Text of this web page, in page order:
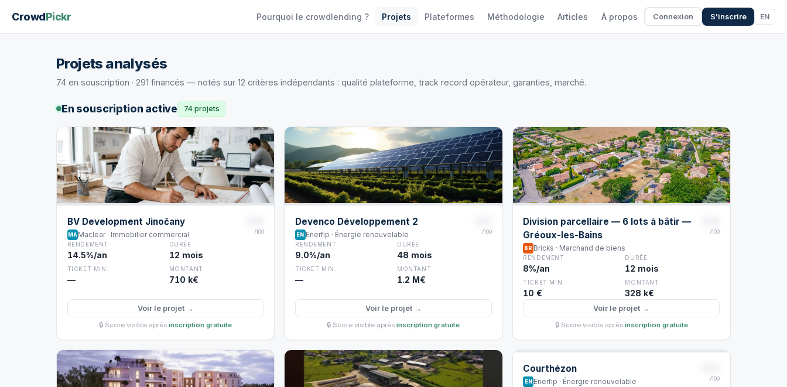
CrowdPickr Pourquoi le crowdlending ? Projets Plateformes Méthodologie Articles À propos Connexion S'inscrire EN
Projets analysés
74 en souscription · 291 financés — notés sur 12 critères indépendants : qualité plateforme, track record opérateur, garanties, marché.
En souscription active 74 projets
BV Development Jinočany
MA Maclear · Immobilier commercial /100
RENDEMENT
14.5%/an
DURÉE
12 mois
TICKET MIN.
—
MONTANT
710 k€
Voir le projet →
🔒 Score visible aprèsinscription gratuite
Devenco Développement 2
EN Enerfip · Énergie renouvelable /100
RENDEMENT
9.0%/an
DURÉE
48 mois
TICKET MIN.
—
MONTANT
1.2 M€
Voir le projet →
🔒 Score visible aprèsinscription gratuite
Division parcellaire — 6 lots à bâtir —
Gréoux-les-Bains
BR Bricks · Marchand de biens
/100
RENDEMENT
8%/an
DURÉE
12 mois
TICKET MIN.
10 €
MONTANT
328 k€
Voir le projet →
🔒 Score visible après inscription gratuite
Courthézon
EN Enerfip · Énergie renouvelable /100